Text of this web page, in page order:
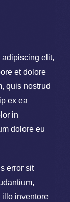
adipiscing elit,
et dolore
quis nostrud
ex ea
in
dolore eu
error sit
illo inventore